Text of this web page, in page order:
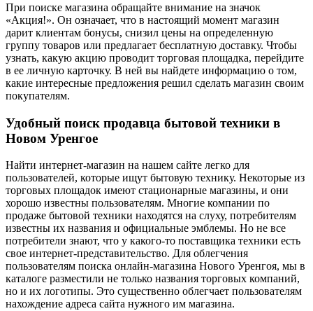
При поиске магазина обращайте внимание на значок
«Акция!». Он означает, что в настоящий момент магазин
дарит клиентам бонусы, снизил цены на определенную
группу товаров или предлагает бесплатную доставку. Чтобы
узнать, какую акцию проводит торговая площадка, перейдите
в ее личную карточку. В ней вы найдете информацию о том,
какие интересные предложения решил сделать магазин своим
покупателям.
Удобный поиск продавца бытовой техники в
Новом Уренгое
Найти интернет-магазин на нашем сайте легко для
пользователей, которые ищут бытовую технику. Некоторые из
торговых площадок имеют стационарные магазины, и они
хорошо известны пользователям. Многие компании по
продаже бытовой техники находятся на слуху, потребителям
известны их названия и официальные эмблемы. Но не все
потребители знают, что у какого-то поставщика техники есть
свое интернет-представительство. Для облегчения
пользователям поиска онлайн-магазина Нового Уренгоя, мы в
каталоге разместили не только названия торговых компаний,
но и их логотипы. Это существенно облегчает пользователям
нахождение адреса сайта нужного им магазина.